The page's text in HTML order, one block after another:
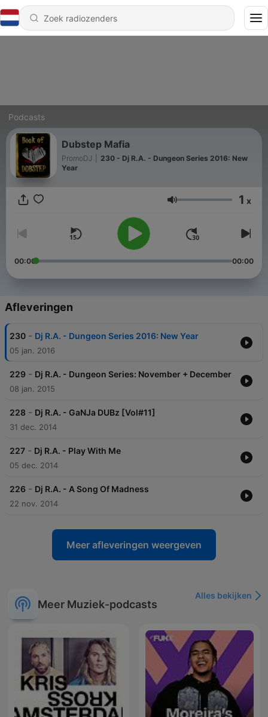
Podcasts
Dubstep Mafia
PromoDJ
230 - Dj R.A. - Dungeon Series 2016: New
Year
Volume 1 x
00:00 00:00
Afleveringen
230 - Dj R.A. - Dungeon Series 2016: New Year
05 jan. 2016
229 - Dj R.A. - Dungeon Series: November + December
08 jan. 2015
228 - Dj R.A. - GaNJa DUBz [Vol#11]
31 dec. 2014
227 - Dj R.A. - Play With Me
05 dec. 2014
226 - Dj R.A. - A Song Of Madness
22 nov. 2014
Meer afleveringen weergeven
Meer Muziek-podcasts
Alles bekijken